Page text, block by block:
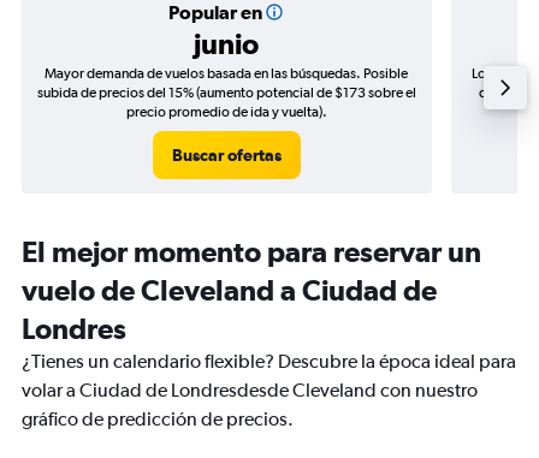
Popular en
junio
Mayor demanda de vuelos basada en las búsquedas. Posible
subida de precios del 15% (aumento potencial de $173 sobre el
precio promedio de ida y vuelta).
Buscar ofertas
Los
de
El mejor momento para reservar un
vuelo de Cleveland a Ciudad de
Londres
¿Tienes un calendario flexible? Descubre la época ideal para
volar a Ciudad de Londresdesde Cleveland con nuestro
gráfico de predicción de precios.